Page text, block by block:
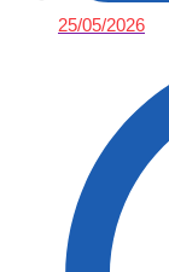
25/05/2026